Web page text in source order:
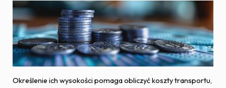
Określenie ich wysokości pomaga obliczyć koszty transportu,